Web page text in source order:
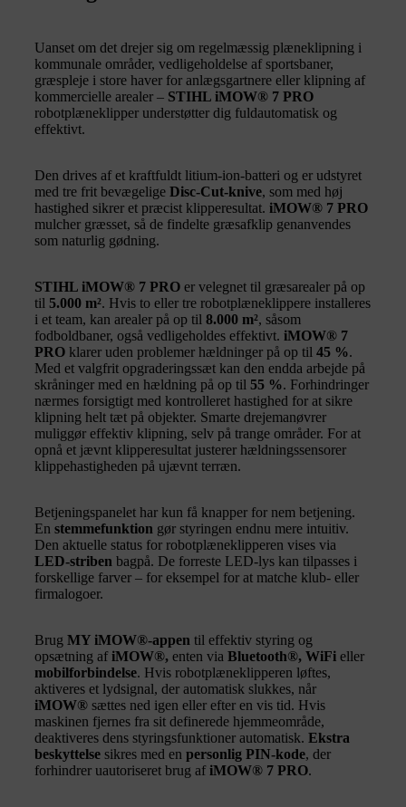
Uanset om det drejer sig om regelmæssig plæneklipning i
kommunale områder, vedligeholdelse af sportsbaner,
græspleje i store haver for anlægsgartnere eller klipning af
kommercielle arealer – STIHL iMOW® 7 PRO
robotplæneklipper understøtter dig fuldautomatisk og
effektivt.
Den drives af et kraftfuldt litium-ion-batteri og er udstyret
med tre frit bevægelige Disc-Cut-knive, som med høj
hastighed sikrer et præcist klipperesultat. iMOW® 7 PRO
mulcher græsset, så de findelte græsafklip genanvendes
som naturlig gødning.
STIHL iMOW® 7 PRO er velegnet til græsarealer på op
til 5.000 m². Hvis to eller tre robotplæneklippere installeres
i et team, kan arealer på op til 8.000 m², såsom
fodboldbaner, også vedligeholdes effektivt. iMOW® 7
PRO klarer uden problemer hældninger på op til 45 %.
Med et valgfrit opgraderingssæt kan den endda arbejde på
skråninger med en hældning på op til 55 %. Forhindringer
nærmes forsigtigt med kontrolleret hastighed for at sikre
klipning helt tæt på objekter. Smarte drejemanøvrer
muliggør effektiv klipning, selv på trange områder. For at
opnå et jævnt klipperesultat justerer hældningssensorer
klippehastigheden på ujævnt terræn.
Betjeningspanelet har kun få knapper for nem betjening.
En stemmefunktion gør styringen endnu mere intuitiv.
Den aktuelle status for robotplæneklipperen vises via
LED-striben bagpå. De forreste LED-lys kan tilpasses i
forskellige farver – for eksempel for at matche klub- eller
firmalogoer.
Brug MY iMOW®-appen til effektiv styring og
opsætning af iMOW®, enten via Bluetooth®, WiFi eller
mobilforbindelse. Hvis robotplæneklipperen løftes,
aktiveres et lydsignal, der automatisk slukkes, når
iMOW® sættes ned igen eller efter en vis tid. Hvis
maskinen fjernes fra sit definerede hjemmeområde,
deaktiveres dens styringsfunktioner automatisk. Ekstra
beskyttelse sikres med en personlig PIN-kode, der
forhindrer uautoriseret brug af iMOW® 7 PRO.